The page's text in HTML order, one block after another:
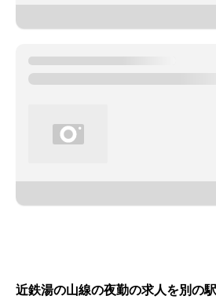
近鉄湯の山線の夜勤の求人を別の